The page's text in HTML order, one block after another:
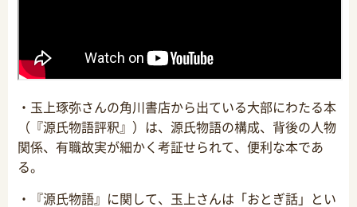
・玉上琢弥さんの角川書店から出ている大部にわたる本
（『源氏物語評釈』）は、源氏物語の構成、背後の人物
関係、有職故実が細かく考証せられて、便利な本であ
る。
・『源氏物語』に関して、玉上さんは「おとぎ話」とい